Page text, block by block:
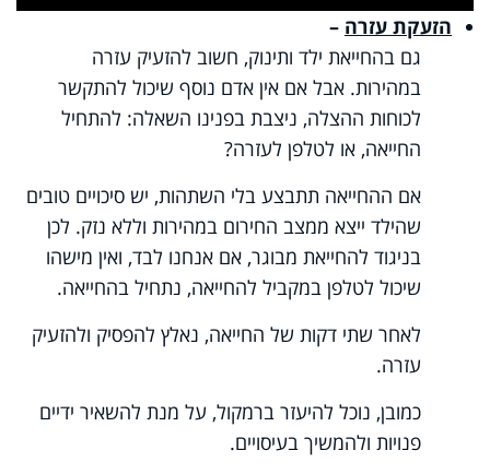
Video
הזעקת עזרה –
גם בהחייאת ילד ותינוק, חשוב להזעיק עזרה
במהירות. אבל אם אין אדם נוסף שיכול להתקשר
לכוחות ההצלה, ניצבת בפנינו השאלה: להתחיל
החייאה, או לטלפן לעזרה?
אם ההחייאה תתבצע בלי השתהות, יש סיכויים טובים
שהילד ייצא ממצב החירום במהירות וללא נזק. לכן
בניגוד להחייאת מבוגר, אם אנחנו לבד, ואין מישהו
שיכול לטלפן במקביל להחייאה, נתחיל בהחייאה.
לאחר שתי דקות של החייאה, נאלץ להפסיק ולהזעיק
עזרה.
כמובן, נוכל להיעזר ברמקול, על מנת להשאיר ידיים
פנויות ולהמשיך בעיסויים.